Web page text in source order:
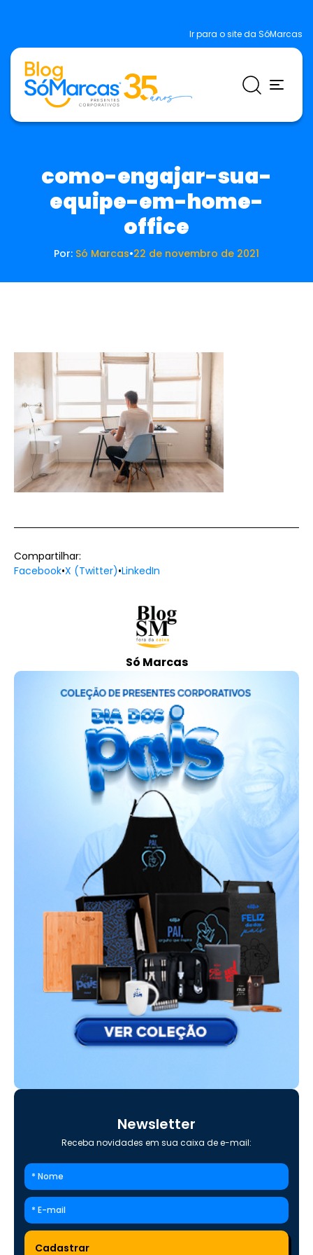
Ir para o site da SóMarcas
como-engajar-sua-
equipe-em-home-
office
Por: Só Marcas•22 de novembro de 2021
Só Marcas
Compartilhar:
Facebook•X (Twitter)•LinkedIn
Newsletter
Receba novidades em sua caixa de e-mail: